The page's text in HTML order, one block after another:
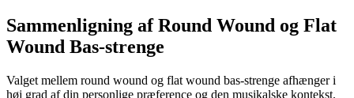
Sammenligning af Round Wound og Flat
Wound Bas-strenge
Valget mellem round wound og flat wound bas-strenge afhænger i
høj grad af din personlige præference og den musikalske kontekst.